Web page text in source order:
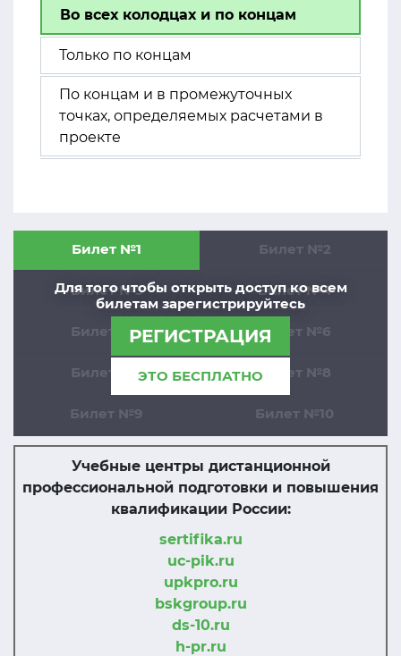
Во всех колодцах и по концам
Только по концам
По концам и в промежуточных
точках, определяемых расчетами в
проекте
Для того чтобы открыть доступ ко всем
билетам зарегистрируйтесь
РЕГИСТРАЦИЯ
ЭТО БЕСПЛАТНО
Билет №1 Билет №2
Билет №3 Билет №4
Билет №5 Билет №6
Билет №7 Билет №8
Билет №9 Билет №10
Учебные центры дистанционной
профессиональной подготовки и повышения
квалификации России:
sertifika.ru
uc-pik.ru
upkpro.ru
bskgroup.ru
ds-10.ru
h-pr.ru